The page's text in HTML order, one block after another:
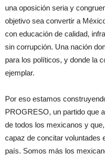
una oposición seria y
objetivo sea convertir a
con educación de calidad,
sin corrupción. Una nación
para los políticos, y donde la
ejemplar.
Por eso estamos
PROGRESO, un partido que
de todos los mexicanos y
capaz de concitar voluntades
país. Somos más los